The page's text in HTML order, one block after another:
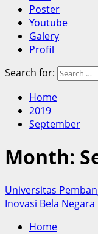
Poster
Youtube
Galery
Profil
Search for:
Home
2019
September
Month:
Universitas
Inovasi Bela
Home